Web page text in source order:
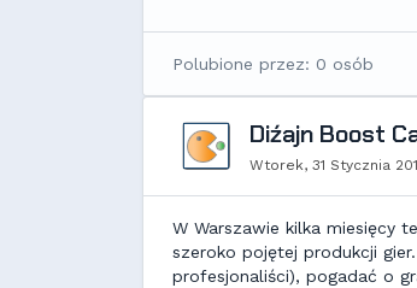
Polubione przez: 0 osób
Diźajn Boost
Wtorek, 31 Stycznia
W Warszawie kilka miesięcy
szeroko pojętej produkcji
profesjonaliści), pogadać o